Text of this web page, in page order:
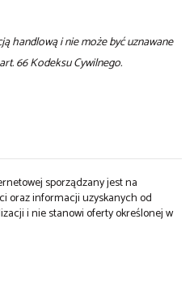
handlową i nie może być uznawane
66 Kodeksu Cywilnego.
sporządzany jest na
oraz informacji uzyskanych od
i nie stanowi oferty określonej w